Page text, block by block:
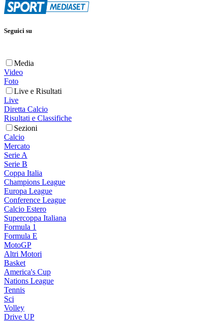
Seguici su
Media
Video
Foto
Live e Risultati
Live
Diretta Calcio
Risultati e Classifiche
Sezioni
Calcio
Mercato
Serie A
Serie B
Coppa Italia
Champions League
Europa League
Conference League
Calcio Estero
Supercoppa Italiana
Formula 1
Formula E
MotoGP
Altri Motori
Basket
America's Cup
Nations League
Tennis
Sci
Volley
Drive UP